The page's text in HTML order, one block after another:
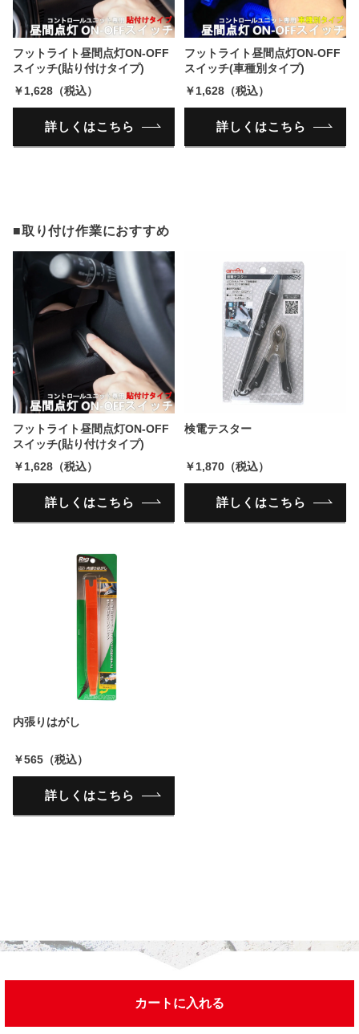
カートに入れる
フットライト昼間点灯ON-OFF
スイッチ(貼り付けタイプ)
￥1,628（税込）
詳しくはこちら
フットライト昼間点灯ON-OFF
スイッチ(車種別タイプ)
￥1,628（税込）
詳しくはこちら
■取り付け作業におすすめ
フットライト昼間点灯ON-OFF
スイッチ(貼り付けタイプ)
￥1,628（税込）
詳しくはこちら
検電テスター
￥1,870（税込）
詳しくはこちら
内張りはがし
￥565（税込）
詳しくはこちら
今までチェックした商品